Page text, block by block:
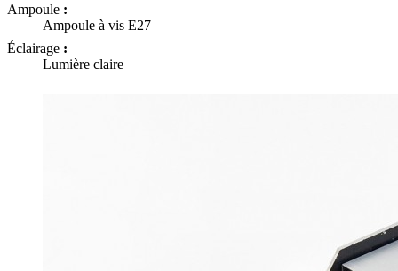
Ampoule :
Ampoule à vis E27
Éclairage :
Lumière claire